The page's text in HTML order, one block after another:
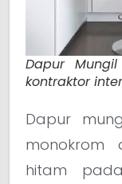
Dapur
kontraktor
Dapur
monokrom
hitam